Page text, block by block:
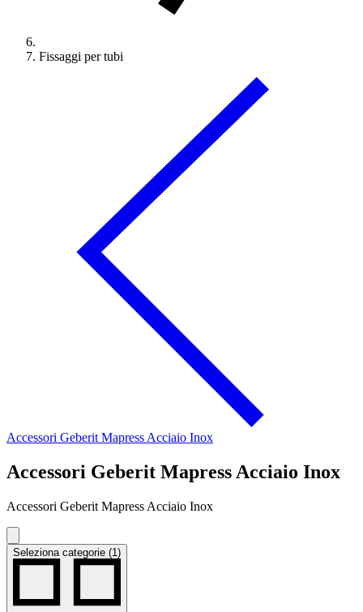
Fissaggi per tubi
Accessori Geberit Mapress Acciaio Inox
Accessori Geberit Mapress Acciaio Inox
Accessori Geberit Mapress Acciaio Inox
Seleziona categorie (1)